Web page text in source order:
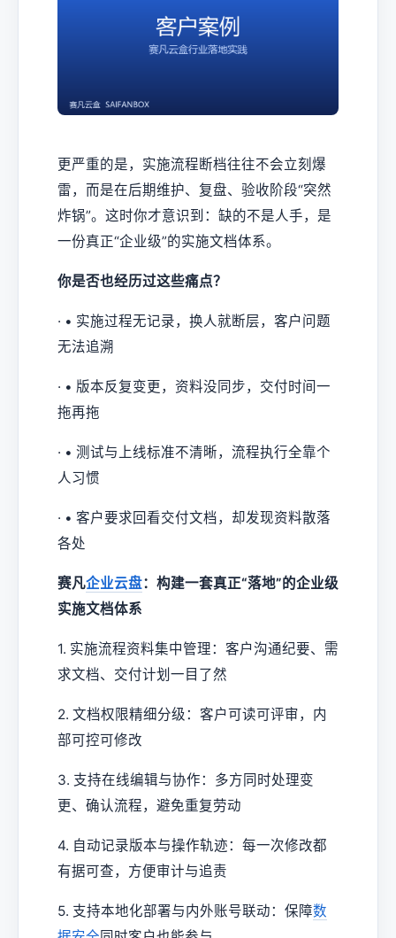
更严重的是，实施流程断档往往不会立刻爆
雷，而是在后期维护、复盘、验收阶段“突然
炸锅”。这时你才意识到：缺的不是人手，是
一份真正“企业级”的实施文档体系。
你是否也经历过这些痛点？
· • 实施过程无记录，换人就断层，客户问题
无法追溯
· • 版本反复变更，资料没同步，交付时间一
拖再拖
· • 测试与上线标准不清晰，流程执行全靠个
人习惯
· • 客户要求回看交付文档，却发现资料散落
各处
赛凡企业云盘：构建一套真正“落地”的企业级
实施文档体系
1. 实施流程资料集中管理：客户沟通纪要、需
求文档、交付计划一目了然
2. 文档权限精细分级：客户可读可评审，内
部可控可修改
3. 支持在线编辑与协作：多方同时处理变
更、确认流程，避免重复劳动
4. 自动记录版本与操作轨迹：每一次修改都
有据可查，方便审计与追责
5. 支持本地化部署与内外账号联动：保障数